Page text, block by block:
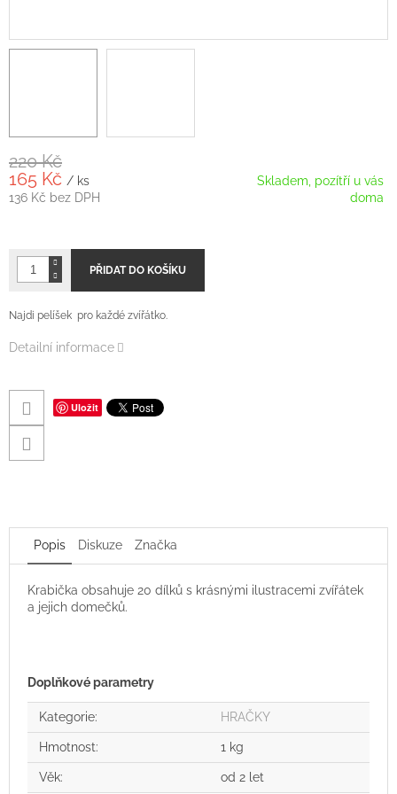
220 Kč
165 Kč / ks
136 Kč bez DPH
Skladem, pozítří u vás
doma
PŘIDAT DO KOŠÍKU
Najdi pelíšek pro každé zvířátko.
Detailní informace
Uložit
Popis Diskuze Značka
Krabička obsahuje 20 dílků s krásnými ilustracemi zvířátek
a jejich domečků.
Doplňkové parametry
Kategorie: HRAČKY
Hmotnost: 1 kg
Věk: od 2 let